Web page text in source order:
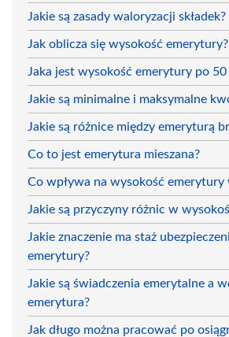
Jakie są zasady waloryzacji składek?
Jak oblicza się wysokość emerytury?
Jaka jest wysokość emerytury po
Jakie są minimalne i maksymalne
Jakie są różnice między emeryturą
Co to jest emerytura mieszana?
Co wpływa na wysokość emerytury
Jakie są przyczyny różnic w
Jakie znaczenie ma staż
emerytury?
Jakie są świadczenia emerytalne a
emerytura?
Jak długo można pracować po